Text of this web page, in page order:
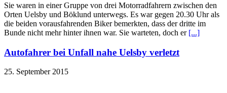
Sie waren in einer Gruppe von drei Motorradfahrern zwischen den
Orten Uelsby und Böklund unterwegs. Es war gegen 20.30 Uhr als
die beiden vorausfahrenden Biker bemerkten, dass der dritte im
Bunde nicht mehr hinter ihnen war. Sie warteten, doch er [...]
Autofahrer bei Unfall nahe Uelsby verletzt
25. September 2015